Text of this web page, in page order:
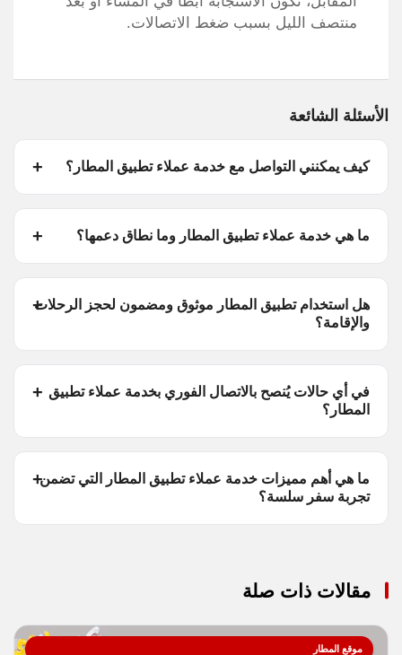
منتصف الليل بسبب ضغط الاتصالات.
الأسئلة الشائعة
كيف يمكنني التواصل مع خدمة عملاء تطبيق المطار؟
ما هي خدمة عملاء تطبيق المطار وما نطاق دعمها؟
هل استخدام تطبيق المطار موثوق ومضمون لحجز الرحلات
والإقامة؟
في أي حالات يُنصح بالاتصال الفوري بخدمة عملاء تطبيق
المطار؟
ما هي أهم مميزات خدمة عملاء تطبيق المطار التي تضمن
تجربة سفر سلسة؟
مقالات ذات صلة
موقع المطار